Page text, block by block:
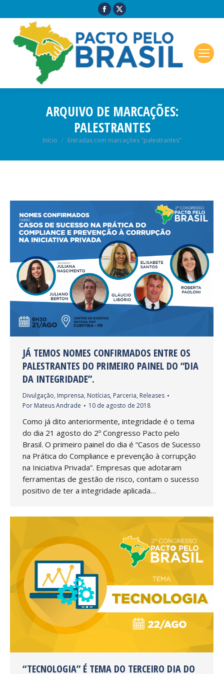
ARQUIVO DE MARCAÇÕES:
PALESTRANTES
Você está aqui:
Início Entradas com marcações "palestrantes"
JÁ TEMOS NOMES CONFIRMADOS ENTRE OS
PALESTRANTES DO PRIMEIRO PAINEL DO “DIA
DA INTEGRIDADE”.
Divulgação, Imprensa, Notícias, Parceria, Releases
Por Mateus Andrade 10 de agosto de 2018
Como já dito anteriormente, integridade é o tema
do dia 21 agosto do 2º Congresso Pacto pelo
Brasil. O primeiro painel do dia é “Casos de Sucesso
na Prática do Compliance e prevenção à corrupção
na Iniciativa Privada”. Empresas que adotaram
ferramentas de gestão de risco, contam o sucesso
positivo de ter a integridade aplicada…
“TECNOLOGIA” É TEMA DO TERCEIRO DIA DO